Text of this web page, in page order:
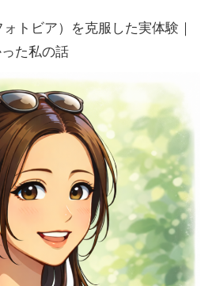
トビア）を克服した実体験｜
た私の話